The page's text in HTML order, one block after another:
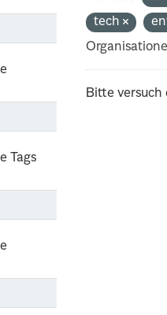
Tags
tech
Bitte versuch